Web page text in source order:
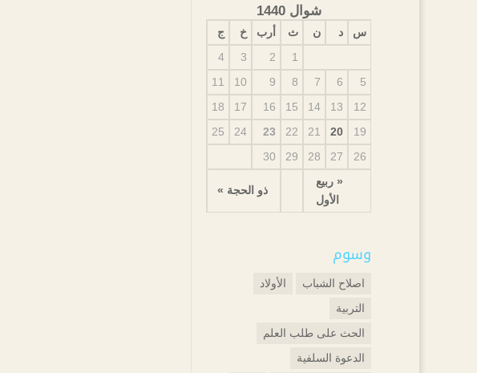
شوال 1440
س د ن ث أرب خ ج
« ربيع
الأول
ذو الحجة »
1
2
3
4
5
6
7
8
9
10
11
12
13
14
15
16
17
18
19
20
21
22
23
24
25
26
27
28
29
30
وسوم
اصلاح الشباب
الأولاد
التربية
الحث على طلب العلم
الدعوة السلفية